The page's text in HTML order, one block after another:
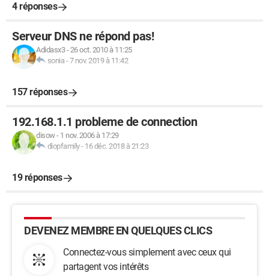
4 réponses
Serveur DNS ne répond pas!
Adidasx3-26 oct. 2010 à 11:25
sonia -7 nov. 2019 à 11:42
157 réponses
192.168.1.1 probleme de connection
disow- 1 nov. 2006 à 17:29
diopfamily- 16 déc. 2018 à 21:23
19 réponses
DEVENEZ MEMBRE EN QUELQUES CLICS
Connectez-vous simplement avec ceux qui
partagent vos intérêts